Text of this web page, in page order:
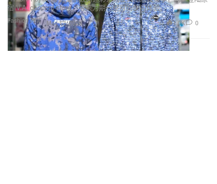
Fashion 时装
宿 V.A. concept store，带来为期一整月的快闪体验。
May 12, 2026 1.0K 0